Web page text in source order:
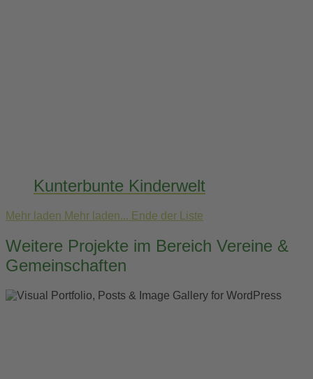
Kunterbunte Kinderwelt
Mehr laden Mehr laden... Ende der Liste
Weitere Projekte im Bereich Vereine &
Gemeinschaften